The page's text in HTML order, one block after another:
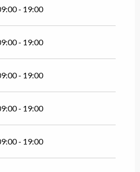
- 19:00
- 19:00
- 19:00
- 19:00
- 19:00